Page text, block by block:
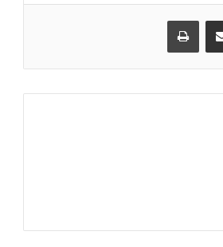
مشاركة عبر البريد طباعة